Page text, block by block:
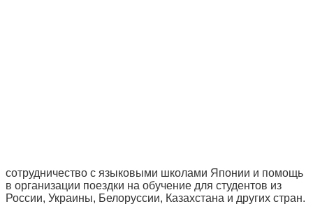
сотрудничество с языковыми школами Японии и помощь
в организации поездки на обучение для студентов из
России, Украины, Белоруссии, Казахстана и других стран.